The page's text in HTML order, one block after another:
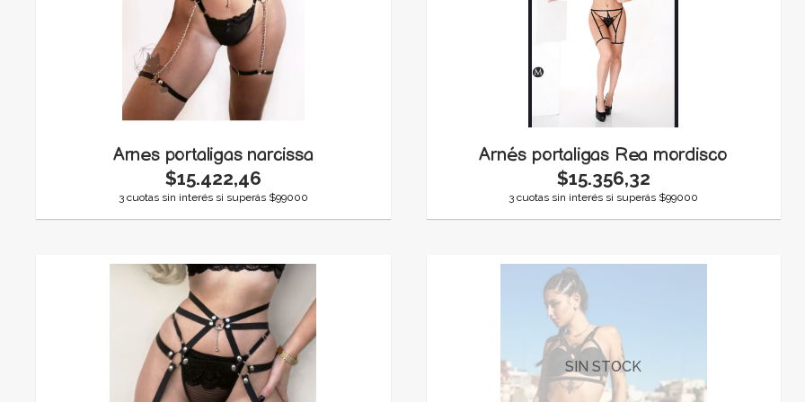
Arnes portaligas narcissa
$15.422,46
3 cuotas sin interés si superás $99000
Arnés portaligas Rea mordisco
$15.356,32
3 cuotas sin interés si superás $99000
SIN STOCK